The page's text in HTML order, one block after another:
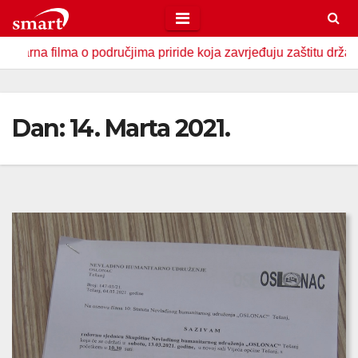
to
content
o područjima priride koja zavrjeđuju zaštitu države U
Dan:14. Marta 2021.